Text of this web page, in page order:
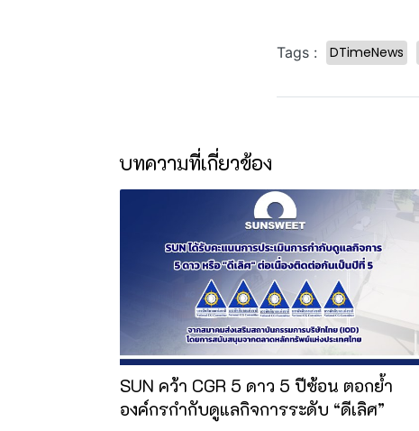
Tags : DTimeNews
บทความที่เกี่ยวข้อง
SUN คว้า CGR 5 ดาว 5 ปีซ้อน ตอกย้ำ
องค์กรกำกับดูแลกิจการระดับ “ดีเลิศ”